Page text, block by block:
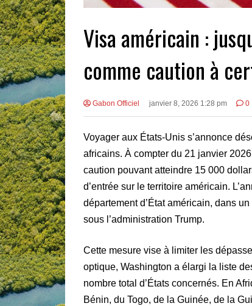
Visa américain :
comme caution à
Gabon Officiel janvier 8, 2026 1:28 pm 0
Voyager aux États-Unis s’annonce
africains. À compter du 21 janvier
caution pouvant atteindre 15 000
d’entrée sur le territoire américain.
département d’État américain, dans
sous l’administration Trump.
Cette mesure vise à limiter les
optique, Washington a élargi la liste
nombre total d’États concernés. En
Bénin, du Togo, de la Guinée, de la